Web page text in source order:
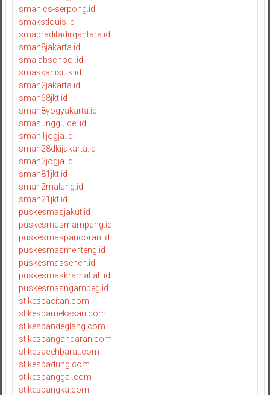
smanics-serpong.id
smakstlouis.id
smapraditadirgantara.id
sman8jakarta.id
smalabschool.id
smaskanisius.id
sman2jakarta.id
sman68jkt.id
sman8yogyakarta.id
smasungguldel.id
sman1jogja.id
sman28dkijakarta.id
sman3jogja.id
sman81jkt.id
sman2malang.id
sman21jkt.id
puskesmasjakut.id
puskesmasmampang.id
puskesmaspancoran.id
puskesmasmenteng.id
puskesmassenen.id
puskesmaskramatjati.id
puskesmasngambeg.id
stikespacitan.com
stikespamekasan.com
stikespandeglang.com
stikespangandaran.com
stikesacehbarat.com
stikesbadung.com
stikesbanggai.com
stikesbangka.com